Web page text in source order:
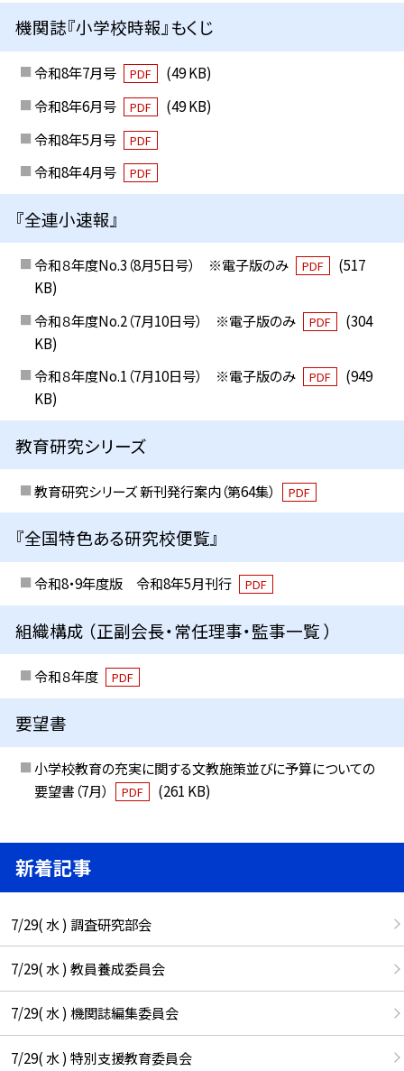
機関誌『小学校時報』もくじ
令和8年7月号 PDF
(49 KB)
令和8年6月号
PDF
(49 KB)
令和8年5月号
PDF
令和8年4月号 PDF
『全連小速報』
令和８年度No.3（8月5日号） ※電子版のみ PDF
(517
KB)
令和８年度No.2（7月10日号） ※電子版のみ
PDF
(304
KB)
令和８年度No.1（7月10日号） ※電子版のみ
PDF
(949
KB)
教育研究シリーズ
教育研究シリーズ 新刊発行案内（第64集） PDF
『全国特色ある研究校便覧』
令和8・9年度版 令和8年5月刊行 PDF
組織構成 （正副会長・常任理事・監事一覧 ）
令和８年度 PDF
要望書
小学校教育の充実に関する文教施策並びに予算についての
要望書（7月）
PDF (261 KB)
新着記事
7/29( 水 ) 調査研究部会
7/29( 水 ) 教員養成委員会
7/29( 水 ) 機関誌編集委員会
7/29( 水 ) 特別支援教育委員会